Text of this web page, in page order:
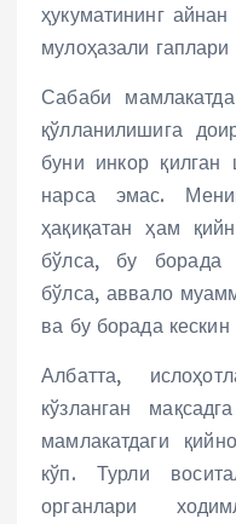
ҳукуматининг
мулоҳазали гаплари
Сабаби
қўлланилишига
буни инкор қилган
нарса эмас.
ҳақиқатан ҳам
бўлса, бу борада
бўлса, аввало
ва бу борада
Албатта,
кўзланган
мамлакатдаги
кўп. Турли
органлари